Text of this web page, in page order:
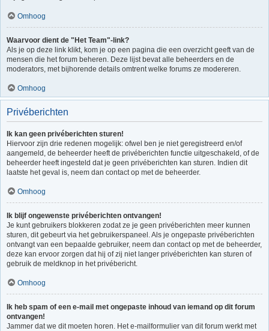
Omhoog
Waarvoor dient de "Het Team"-link?
Als je op deze link klikt, kom je op een pagina die een overzicht geeft van de
mensen die het forum beheren. Deze lijst bevat alle beheerders en de
moderators, met bijhorende details omtrent welke forums ze modereren.
Omhoog
Privéberichten
Ik kan geen privéberichten sturen!
Hiervoor zijn drie redenen mogelijk: ofwel ben je niet geregistreerd en/of
aangemeld, de beheerder heeft de privéberichten functie uitgeschakeld, of de
beheerder heeft ingesteld dat je geen privéberichten kan sturen. Indien dit
laatste het geval is, neem dan contact op met de beheerder.
Omhoog
Ik blijf ongewenste privéberichten ontvangen!
Je kunt gebruikers blokkeren zodat ze je geen privéberichten meer kunnen
sturen, dit gebeurt via het gebruikerspaneel. Als je ongepaste privéberichten
ontvangt van een bepaalde gebruiker, neem dan contact op met de beheerder,
deze kan ervoor zorgen dat hij of zij niet langer privéberichten kan sturen of
gebruik de meldknop in het privébericht.
Omhoog
Ik heb spam of een e-mail met ongepaste inhoud van iemand op dit forum
ontvangen!
Jammer dat we dit moeten horen. Het e-mailformulier van dit forum werkt met